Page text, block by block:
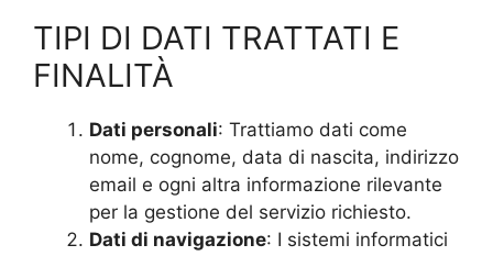
TIPI DI DATI TRATTATI E
FINALITÀ
Dati personali: Trattiamo dati come
nome, cognome, data di nascita, indirizzo
email e ogni altra informazione rilevante
per la gestione del servizio richiesto.
Dati di navigazione: I sistemi informatici